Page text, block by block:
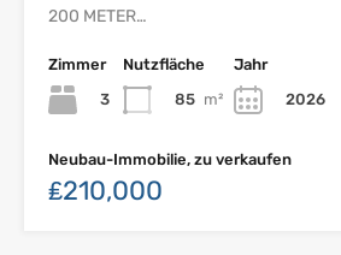
200 METER…
Zimmer
3
Nutzfläche
85 m²
Jahr
2026
Neubau-Immobilie, zu verkaufen
₤210,000